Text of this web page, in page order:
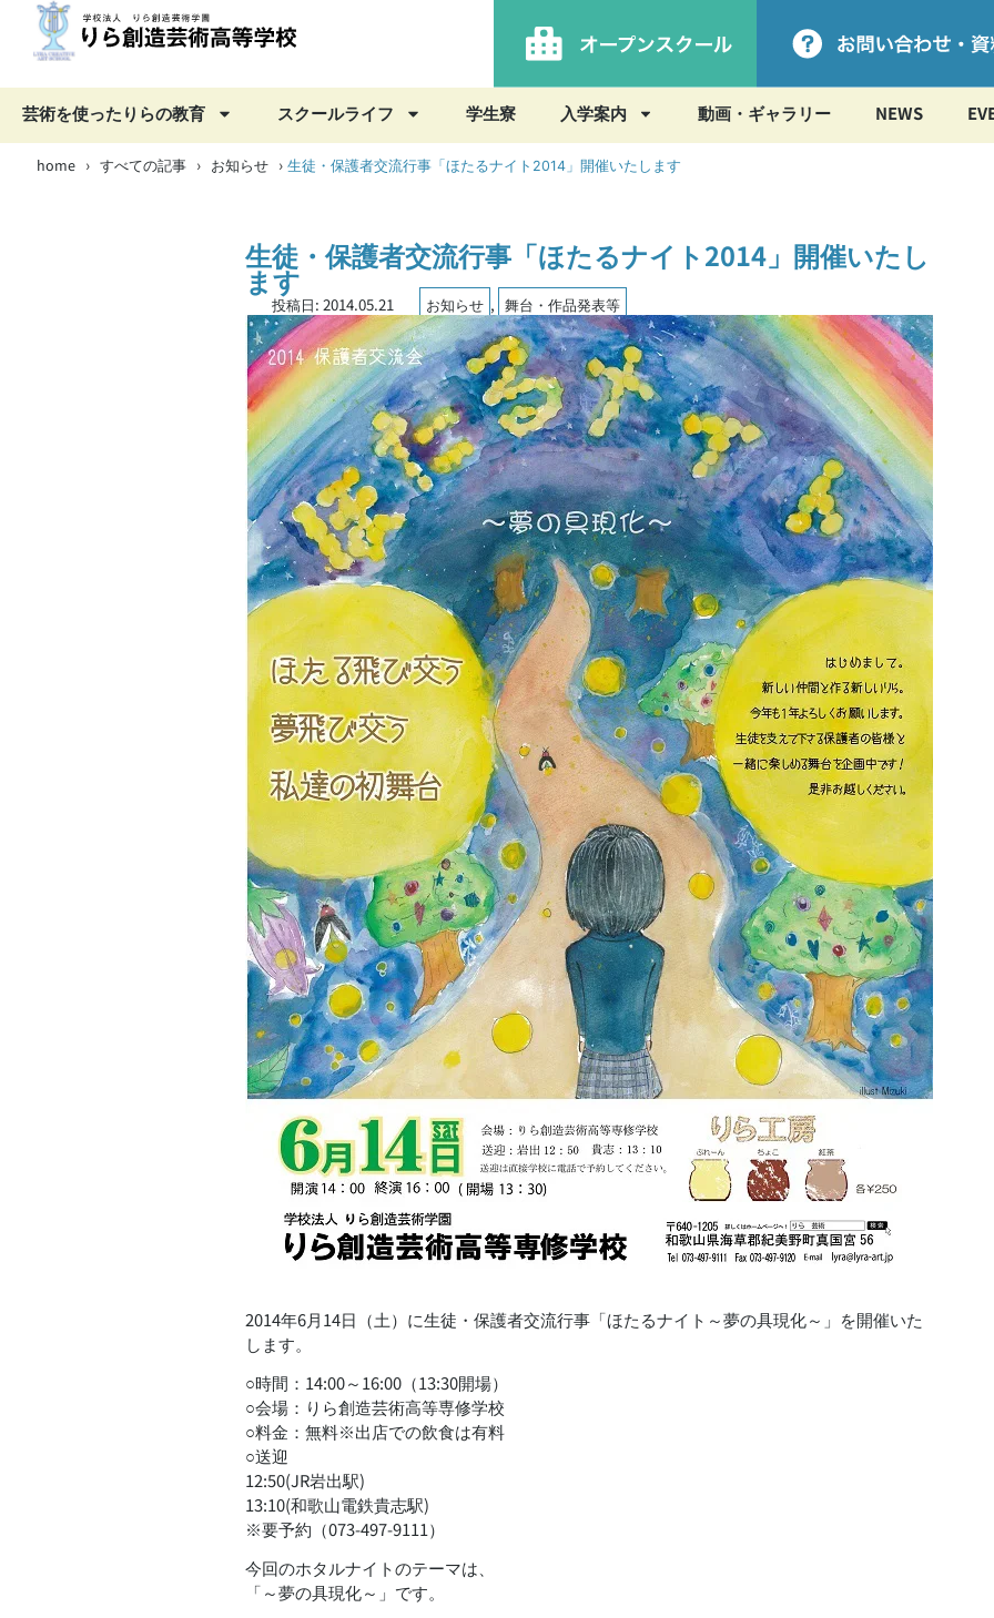
芸術を使ったりらの教育 スクールライフ 学生寮 入学案内 動画・ギャラリー NEWS
home › すべての記事 › お知らせ ›生徒・保護者交流行事「ほたるナイト2014」開催いたします
生徒・保護者交流行事「ほたるナイト2014」開催いたし
ます
投稿日: 2014.05.21 お知らせ , 舞台・作品発表等
2014年6月14日（土）に生徒・保護者交流行事「ほたるナイト～夢の具現化～」を開催いた
します。
○時間：14:00～16:00（13:30開場）
○会場：りら創造芸術高等専修学校
○料金：無料※出店での飲食は有料
○送迎
12:50(JR岩出駅)
13:10(和歌山電鉄貴志駅)
※要予約（073-497-9111）
今回のホタルナイトのテーマは、
「～夢の具現化～」です。